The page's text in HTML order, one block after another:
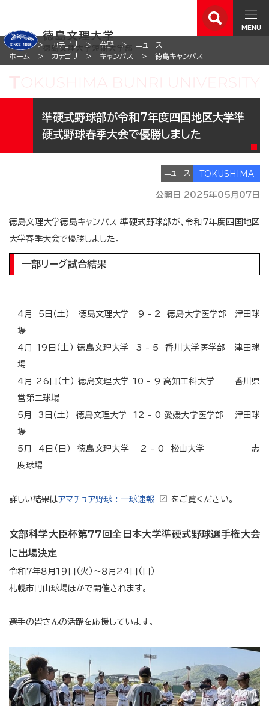
MENU
ホーム カテゴリ 分野
ニュース
ホーム
カテゴリ キャンパス 徳島キャンパス
準硬式野球部が令和7年度四国地区大学準
硬式野球春季大会で優勝しました
ニュース
公開日 2025年05月07日
徳島文理大学徳島キャンパス 準硬式野球部が、令和7年度四国地区
大学春季大会で優勝しました。
一部リーグ試合結果
4月 5日（土） 徳島文理大学 9 - 2 徳島大学医学部 津田球
場
4月 19日（土） 徳島文理大学 3 - 5 香川大学医学部 津田球
場
4月 26日（土） 徳島文理大学 10 - 9 高知工科大学 香川県
営第二球場
5月 3日（土） 徳島文理大学 12 - 0 愛媛大学医学部 津田球
場
5月 4日（日） 徳島文理大学 2 - 0 松山大学 志
度球場
詳しい結果はアマチュア野球 : 一球速報 をご覧ください。
文部科学大臣杯第77回全日本大学準硬式野球選手権大会
に出場決定
令和７年８月１９日（火）～８月24日（日）
札幌市円山球場ほかで開催されます。
選手の皆さんの活躍を応援しています。